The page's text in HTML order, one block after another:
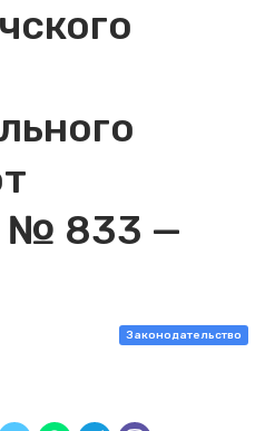
№ 833 —
Законодательство